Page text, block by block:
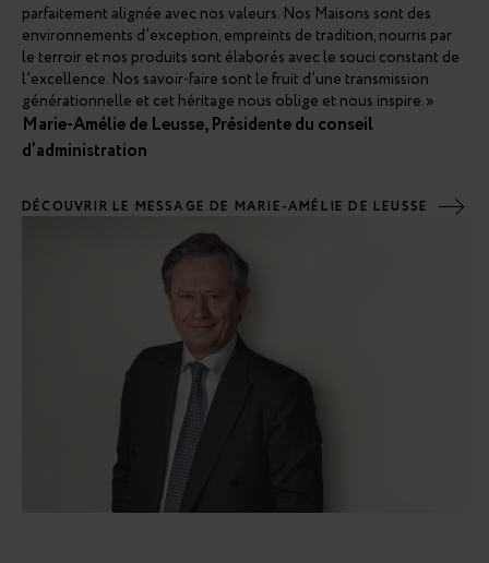
parfaitement alignée avec nos valeurs. Nos Maisons sont des
environnements d’exception, empreints de tradition, nourris par
le terroir et nos produits sont élaborés avec le souci constant de
l’excellence. Nos savoir-faire sont le fruit d’une transmission
générationnelle et cet héritage nous oblige et nous inspire. »
Marie-Amélie de Leusse, Présidente du conseil
d’administration
DÉCOUVRIR LE MESSAGE DE MARIE-AMÉLIE DE LEUSSE